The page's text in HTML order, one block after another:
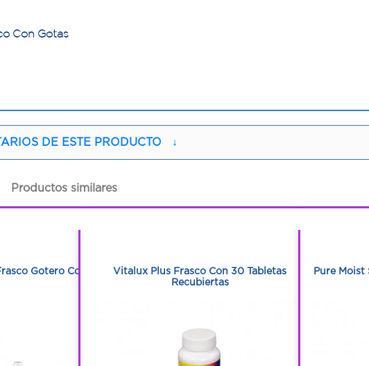
Con Gotas
DE ESTE PRODUCTO ↓
Productos similares
Gotero Con
Vitalux Plus Frasco Con 30 Tabletas
Recubiertas
Pure Moist